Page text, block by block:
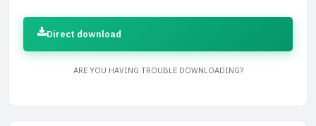
Direct download
ARE YOU HAVING TROUBLE DOWNLOADING?